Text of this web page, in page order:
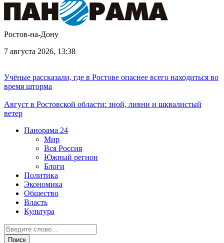
Ростов-на-Дону
7 августа 2026, 13:38
Учёные рассказали, где в Ростове опаснее всего находиться во
время шторма
Август в Ростовской области: зной, ливни и шквалистый
ветер
Панорама 24
Мир
Вся Россия
Южный регион
Блоги
Политика
Экономика
Общество
Власть
Культура